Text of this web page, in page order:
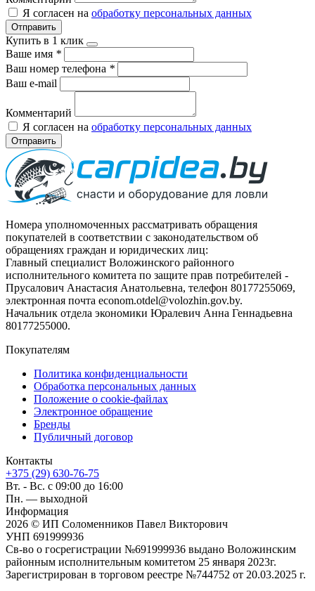
Я согласен на обработку персональных данных
Отправить
Купить в 1 клик
Ваше имя *
Ваш номер телефона *
Ваш e-mail
Комментарий
Я согласен на обработку персональных данных
Отправить
Номера уполномоченных рассматривать обращения
покупателей в соответствии с законодательством об
обращениях граждан и юридических лиц:
Главный специалист Воложинского районного
исполнительного комитета по защите прав потребителей -
Прусалович Анастасия Анатольевна, телефон 80177255069,
электронная почта econom.otdel@volozhin.gov.by.
Начальник отдела экономики Юралевич Анна Геннадьевна
80177255000.
Покупателям
Политика конфиденциальности
Обработка персональных данных
Положение о cookie-файлах
Электронное обращение
Бренды
Публичный договор
Контакты
+375 (29) 630-76-75
Вт. - Вс. с 09:00 до 16:00
Пн. — выходной
Информация
2026 © ИП Соломенников Павел Викторович
УНП 691999936
Св-во о госрегистрации №691999936 выдано Воложинским
районным исполнительным комитетом 25 января 2023г.
Зарегистрирован в торговом реестре №744752 от 20.03.2025 г.